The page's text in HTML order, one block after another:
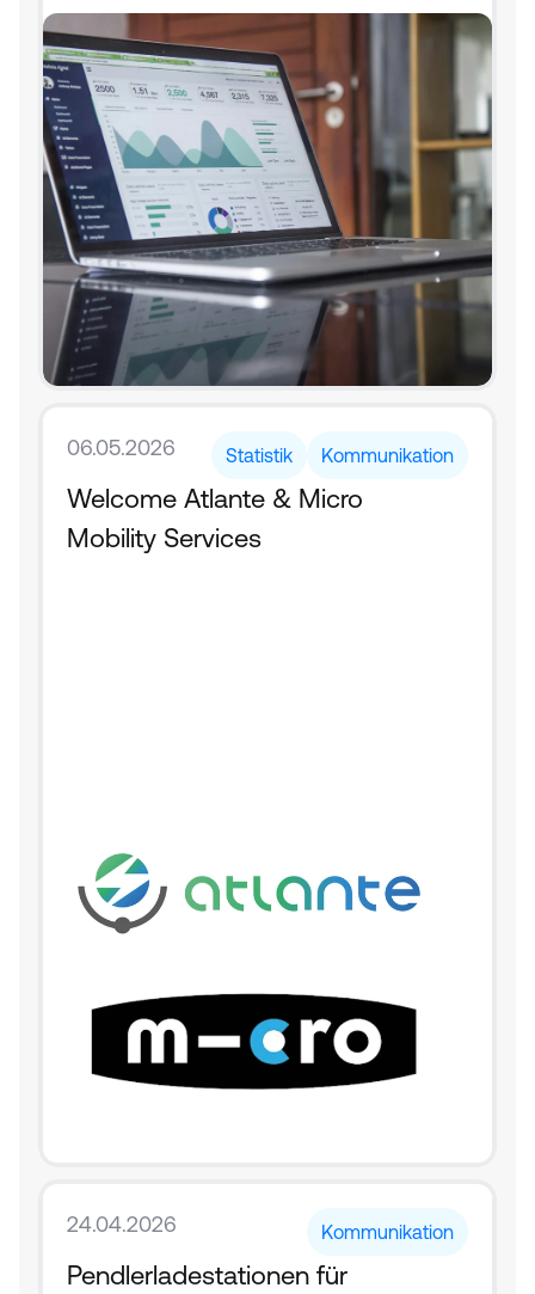
06.05.2026 Statistik Kommunikation
Welcome Atlante & Micro
Mobility Services
24.04.2026 Kommunikation
Pendlerladestationen für